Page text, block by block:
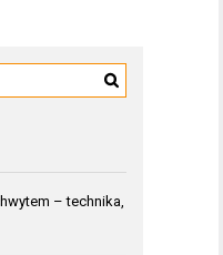
– technika,